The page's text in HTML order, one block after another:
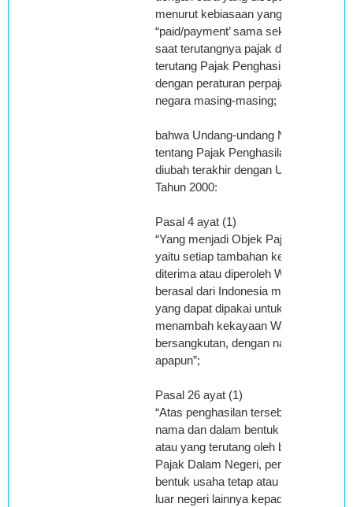
menurut kebiasaan yang berlaku
“paid/payment’ sama sekali tidak
saat terutangnya pajak dengan
terutang Pajak Penghasilan Pasal 26
dengan peraturan perpajakan yang
negara masing-masing;
bahwa Undang-undang Nomor 7
tentang Pajak Penghasilan
diubah terakhir dengan Undang-
Tahun 2000:
Pasal 4 ayat (1)
“Yang menjadi Objek Pajak adalah
yaitu setiap tambahan kemampuan
diterima atau diperoleh Wajib Pajak,
berasal dari Indonesia maupun dari
yang dapat dipakai untuk konsumsi
menambah kekayaan Wajib Pajak
bersangkutan, dengan nama dan
apapun”;
Pasal 26 ayat (1)
“Atas penghasilan tersebut di bawah
nama dan dalam bentuk apapun,
atau yang terutang oleh badan
Pajak Dalam Negeri, penyelenggara
bentuk usaha tetap atau perwakilan
luar negeri lainnya kepada Wajib